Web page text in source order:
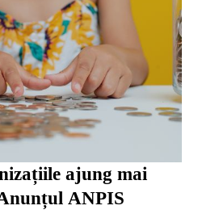
ajung mai
ANPIS